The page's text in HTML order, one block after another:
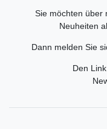
Sie möchten über
Neuheiten
Dann melden Sie
Den